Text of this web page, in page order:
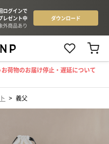
荷物のお届け停止・遅延について
> 義父